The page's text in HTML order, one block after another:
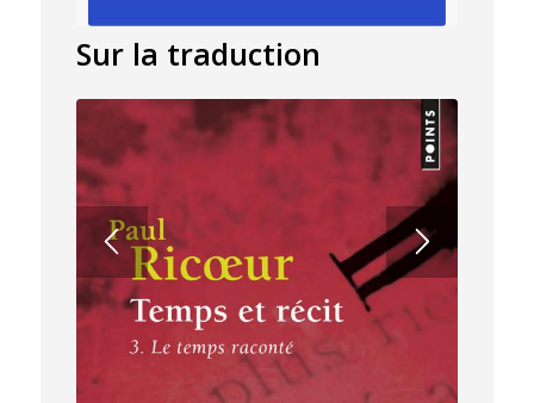
Sur la traduction